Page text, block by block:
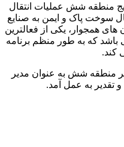
منطقه شش عملیات انتقال
سوخت پاک و ایمن به صنایع
همجوار، یکی از فعالترین
باشد که به طور منظم برنامه
کند.
منطقه شش به عنوان مدیر
و تقدیر به عمل آمد.